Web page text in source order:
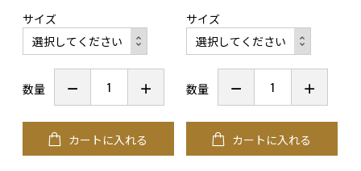
サイズ
数量
カートに入れる
サイズ
数量
カートに入れる